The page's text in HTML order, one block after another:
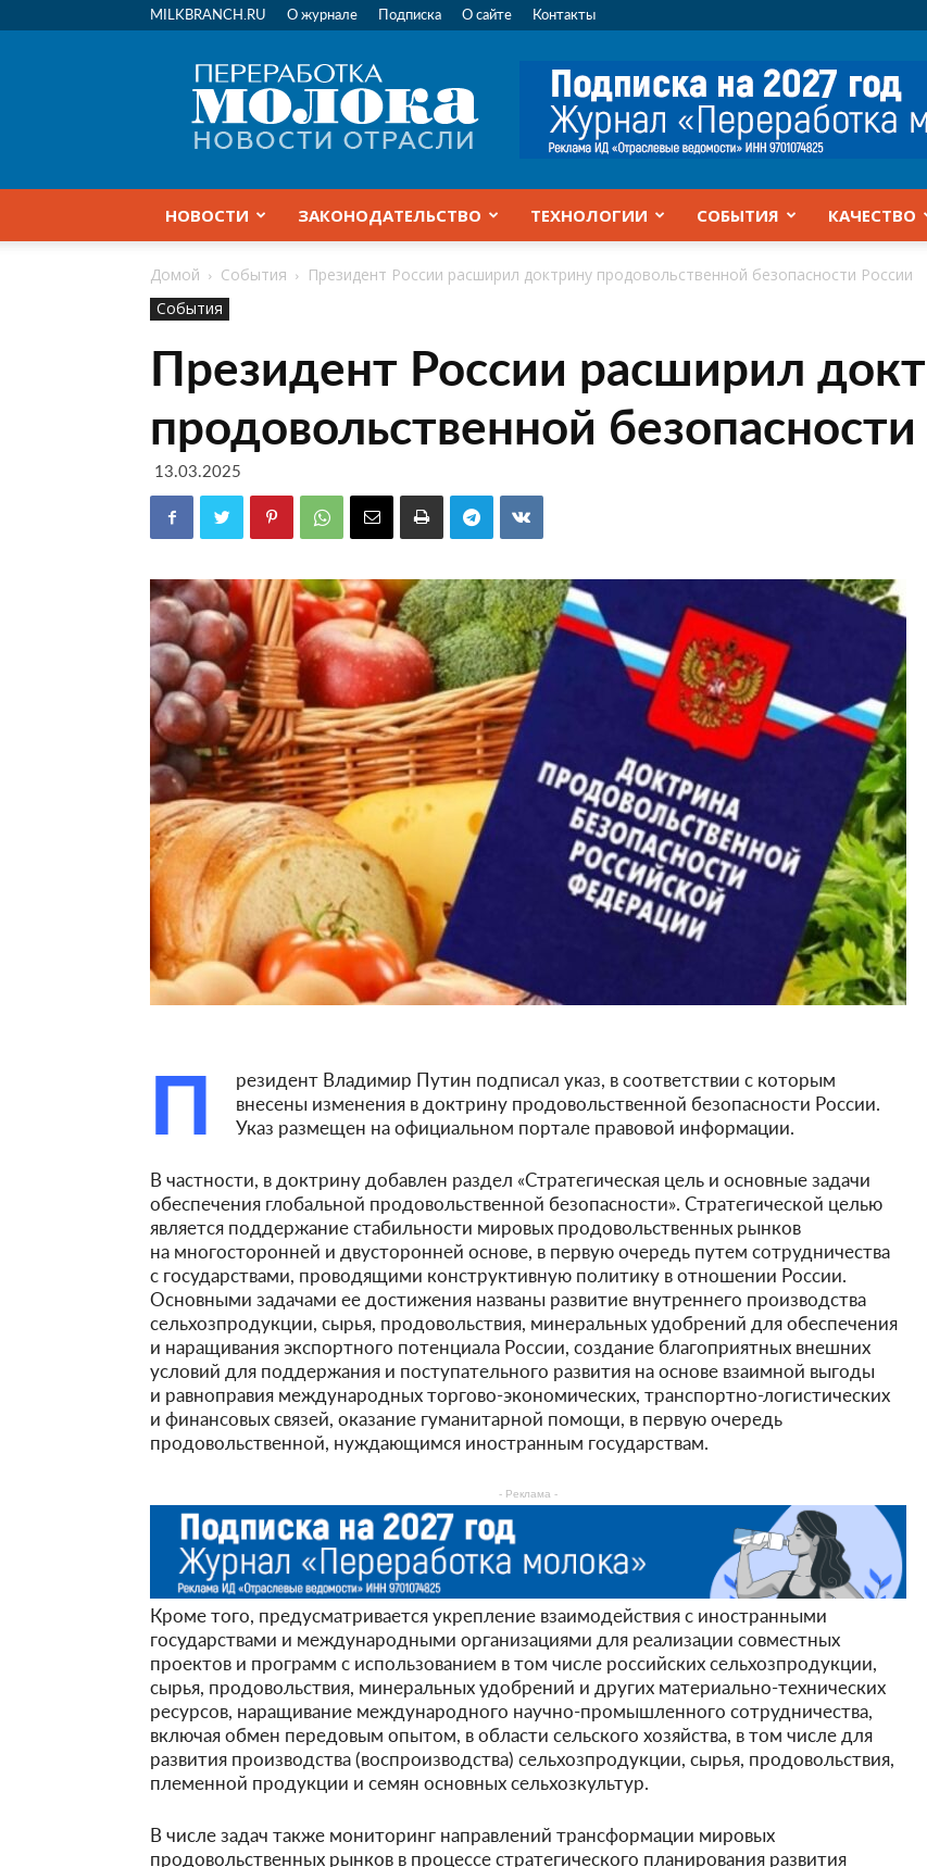
MILKBRANCH.RU О журнале Подписка О сайте Контакты
Переработка
молока
|
Новости
НОВОСТИ ЗАКОНОДАТЕЛЬСТВО ТЕХНОЛОГИИ СОБЫТИЯ КАЧЕСТВО
Домой События
Президент России расширил доктрину продовольственной безопасности России
События
Президент России расширил
продовольственной
13.03.2025
П
резидент Владимир Путин подписал указ, в соответствии с которым
внесены изменения в доктрину продовольственной безопасности России.
Указ размещен на официальном портале правовой информации.
В частности, в доктрину добавлен раздел «Стратегическая цель и основные задачи
обеспечения глобальной продовольственной безопасности». Стратегической целью
является поддержание стабильности мировых продовольственных рынков
на многосторонней и двусторонней основе, в первую очередь путем сотрудничества
с государствами, проводящими конструктивную политику в отношении России.
Основными задачами ее достижения названы развитие внутреннего производства
сельхозпродукции, сырья, продовольствия, минеральных удобрений для обеспечения
и наращивания экспортного потенциала России, создание благоприятных внешних
условий для поддержания и поступательного развития на основе взаимной выгоды
и равноправия международных торгово-экономических, транспортно-логистических
и финансовых связей, оказание гуманитарной помощи, в первую очередь
продовольственной, нуждающимся иностранным государствам.
- Реклама -
Кроме того, предусматривается укрепление взаимодействия с иностранными
государствами и международными организациями для реализации совместных
проектов и программ с использованием в том числе российских сельхозпродукции,
сырья, продовольствия, минеральных удобрений и других материально-технических
ресурсов, наращивание международного научно-промышленного сотрудничества,
включая обмен передовым опытом, в области сельского хозяйства, в том числе для
развития производства (воспроизводства) сельхозпродукции, сырья, продовольствия,
племенной продукции и семян основных сельхозкультур.
В числе задач также мониторинг направлений трансформации мировых
продовольственных рынков в процессе стратегического планирования развития